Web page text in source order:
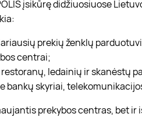
įsikūrę didžiuosiuose
prekių ženklų
centrai;
ledainių ir skanėstų
bankų skyriai,
prekybos centras, bet ir